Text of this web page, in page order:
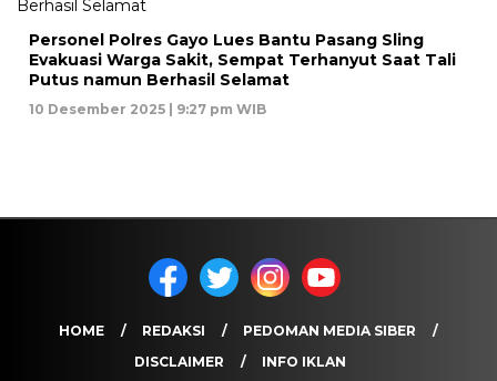
Personel Polres Gayo Lues Bantu Pasang Sling
Evakuasi Warga Sakit, Sempat Terhanyut Saat Tali
Putus namun Berhasil Selamat
10 Desember 2025 | 9:27 pm WIB
HOME REDAKSI
PEDOMAN MEDIA SIBER
DISCLAIMER
INFO IKLAN